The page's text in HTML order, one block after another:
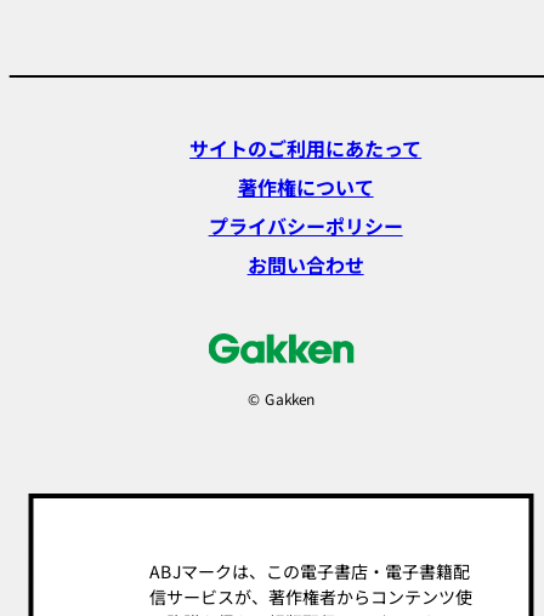
サイトのご利用にあたって
著作権について
プライバシーポリシー
お問い合わせ
© Gakken
ABJマークは、この電子書店・電子書籍配
信サービスが、著作権者からコンテンツ使